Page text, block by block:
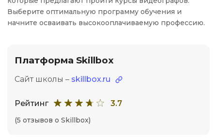
Выберите оптимальную программу обучения и
начните осваивать высокооплачиваемую профессию.
Платформа Skillbox
Сайт школы – skillbox.ru
Рейтинг 3.7
(5 отзывов о Skillbox)